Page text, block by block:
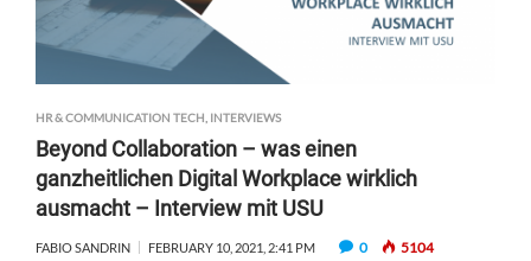
HR & COMMUNICATION TECH, INTERVIEWS
Beyond Collaboration – was einen
ganzheitlichen Digital Workplace wirklich
ausmacht – Interview mit USU
FABIO SANDRIN FEBRUARY 10, 2021, 2:41 PM 0 5104